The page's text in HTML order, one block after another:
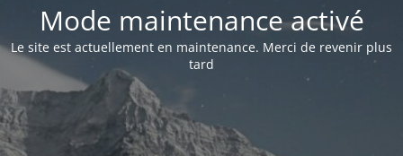
Mode maintenance activé
Le site est actuellement en maintenance. Merci de revenir plus
tard